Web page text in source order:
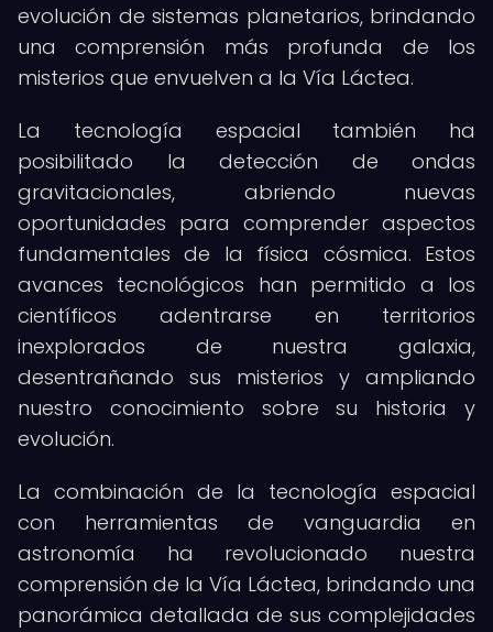
evolución de sistemas planetarios, brindando
una comprensión más profunda de los
misterios que envuelven a la Vía Láctea.
La tecnología espacial también ha
posibilitado la detección de ondas
gravitacionales, abriendo nuevas
oportunidades para comprender aspectos
fundamentales de la física cósmica. Estos
avances tecnológicos han permitido a los
científicos adentrarse en territorios
inexplorados de nuestra galaxia,
desentrañando sus misterios y ampliando
nuestro conocimiento sobre su historia y
evolución.
La combinación de la tecnología espacial
con herramientas de vanguardia en
astronomía ha revolucionado nuestra
comprensión de la Vía Láctea, brindando una
panorámica detallada de sus complejidades